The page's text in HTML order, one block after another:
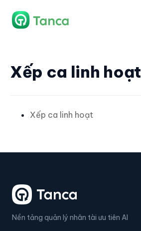
Xếp ca linh hoạt
Xếp ca linh hoạt
Nền tảng quản lý nhân tài ưu tiên AI